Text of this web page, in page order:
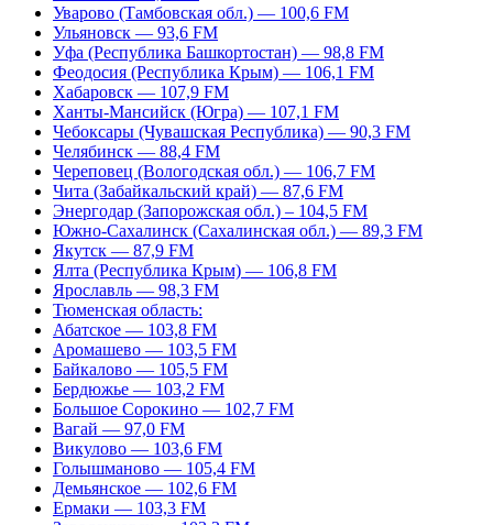
Уварово (Тамбовская обл.) — 100,6 FM
Ульяновск — 93,6 FM
Уфа (Республика Башкортостан) — 98,8 FM
Феодосия (Республика Крым) — 106,1 FM
Хабаровск — 107,9 FM
Ханты-Мансийск (Югра) — 107,1 FM
Чебоксары (Чувашская Республика) — 90,3 FM
Челябинск — 88,4 FM
Череповец (Вологодская обл.) — 106,7 FM
Чита (Забайкальский край) — 87,6 FM
Энергодар (Запорожская обл.) – 104,5 FM
Южно-Сахалинск (Сахалинская обл.) — 89,3 FM
Якутск — 87,9 FM
Ялта (Республика Крым) — 106,8 FM
Ярославль — 98,3 FM
Тюменская область:
Абатское — 103,8 FM
Аромашево — 103,5 FM
Байкалово — 105,5 FM
Бердюжье — 103,2 FM
Большое Сорокино — 102,7 FM
Вагай — 97,0 FM
Викулово — 103,6 FM
Голышманово — 105,4 FM
Демьянское — 102,6 FM
Ермаки — 103,3 FM